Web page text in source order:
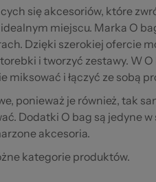
się akcesoriów, które
miejscu. Marka O
Dzięki szerokiej ofercie
i tworzyć zestawy. W
miksować i łączyć ze sobą
ponieważ je również, tak
Dodatki O bag są jedyne w
akcesoria.
kategorie produktów.